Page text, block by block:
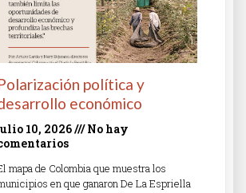
política y
económico
10, 2026
No hay
mapa de Colombia que muestra los
en que ganaron De La Espriella